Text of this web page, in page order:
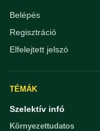
Belépés
Regisztráció
Elfelejtett jelszó
TÉMÁK
Szelektív infó
Környezettudatos